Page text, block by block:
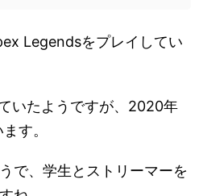
Legendsをプレイしてい
いたようですが、2020年
す。
で、学生とストリーマーを